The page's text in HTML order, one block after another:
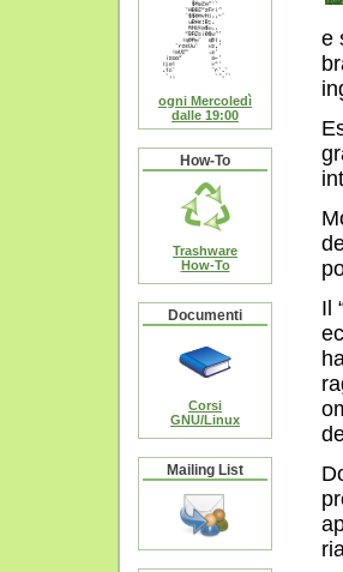
e
Il
ogni Mercoledì
dalle 19:00
How-To
Trashware
How-To
Documenti
Corsi
GNU/Linux
Mailing List